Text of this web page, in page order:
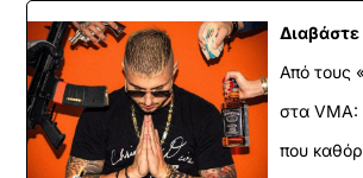
Διαβάστε
Από τους
στα VMA:
που